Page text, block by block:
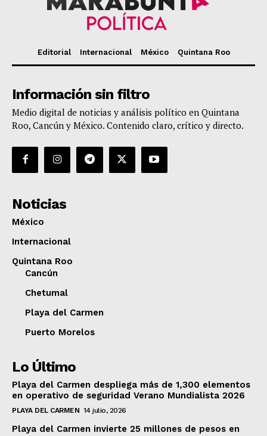
Editorial Internacional México Quintana Roo
Información sin filtro
Medio digital de noticias y análisis político en Quintana
Roo, Cancún y México. Contenido claro, crítico y directo.
Noticias
México
Internacional
Quintana Roo
Cancún
Chetumal
Playa del Carmen
Puerto Morelos
Lo Último
Playa del Carmen despliega más de 1,300 elementos
en operativo de seguridad Verano Mundialista 2026
PLAYA DEL CARMEN 14 julio, 2026
Playa del Carmen invierte 25 millones de pesos en